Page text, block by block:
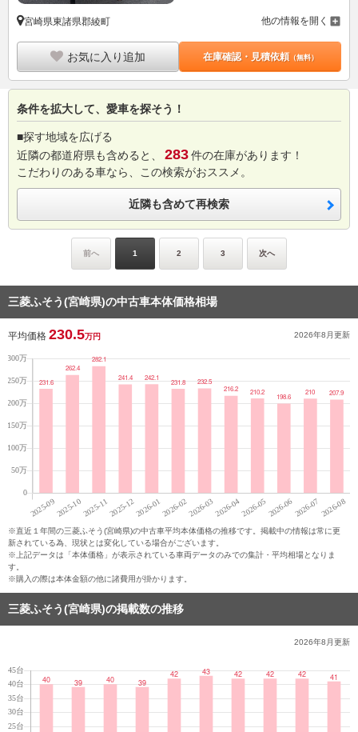
宮崎県東諸県郡綾町 他の情報を開く
お気に入り追加 在庫確認・見積依頼（無料）
条件を拡大して、愛車を探そう！
■探す地域を広げる
近隣の都道府県も含めると、
283件の在庫があります！
こだわりのある車なら、この検索がおススメ。
近隣も含めて再検索
前へ 1 2 3 次へ
三菱ふそう(宮崎県)の中古車本体価格相場
平均価格 230.5万円 2026年8月更新
※直近１年間の三菱ふそう(宮崎県)の中古車平均本体価格の推移です。掲載中の情報は常に更
新されている為、現状とは変化している場合がございます。
※上記データは「本体価格」が表示されている車両データのみでの集計・平均相場となりま
す。
※購入の際は本体金額の他に諸費用が掛かります。
三菱ふそう(宮崎県)の掲載数の推移
2026年8月更新